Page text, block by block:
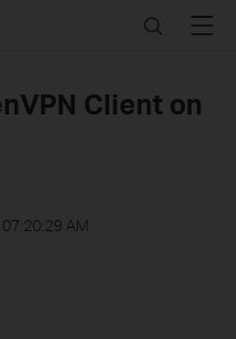
SearchMenu
Client on
AM